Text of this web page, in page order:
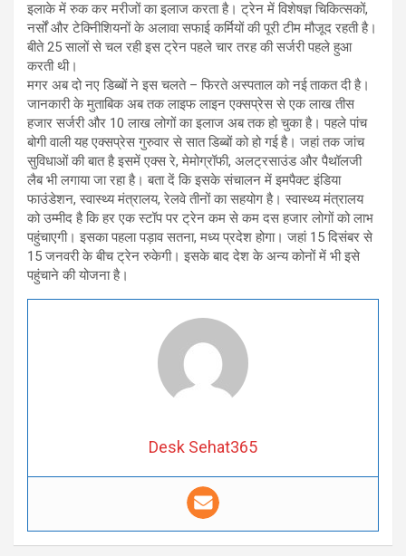
इलाके में रुक कर मरीजों का इलाज करता है। ट्रेन में विशेषज्ञ चिकित्सकों,
नर्सों और टेक्निीशियनों के अलावा सफाई कर्मियों की पूरी टीम मौजूद रहती है।
बीते 25 सालों से चल रही इस ट्रेन पहले चार तरह की सर्जरी पहले हुआ
करती थी।
मगर अब दो नए डिब्बों ने इस चलते – फिरते अस्पताल को नई ताकत दी है।
जानकारी के मुताबिक अब तक लाइफ लाइन एक्सप्रेस से एक लाख तीस
हजार सर्जरी और 10 लाख लोगों का इलाज अब तक हो चुका है। पहले पांच
बोगी वाली यह एक्सप्रेस गुरुवार से सात डिब्बों को हो गई है। जहां तक जांच
सुविधाओं की बात है इसमें एक्स रे, मेमोग्रॉफी, अलट्रसाउंड और पैथॉलजी
लैब भी लगाया जा रहा है। बता दें कि इसके संचालन में इमपैक्ट इंडिया
फाउंडेशन, स्वास्थ्य मंत्रालय, रेलवे तीनों का सहयोग है। स्वास्थ्य मंत्रालय
को उम्मीद है कि हर एक स्टॉप पर ट्रेन कम से कम दस हजार लोगों को लाभ
पहुंचाएगी। इसका पहला पड़ाव सतना, मध्य प्रदेश होगा। जहां 15 दिसंबर से
15 जनवरी के बीच ट्रेन रुकेगी। इसके बाद देश के अन्य कोनों में भी इसे
पहुंचाने की योजना है।
Desk Sehat365